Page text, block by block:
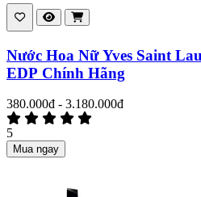
Nước Hoa Nữ Yves Saint
EDP Chính Hãng
380.000đ - 3.180.000đ
5
Mua ngay